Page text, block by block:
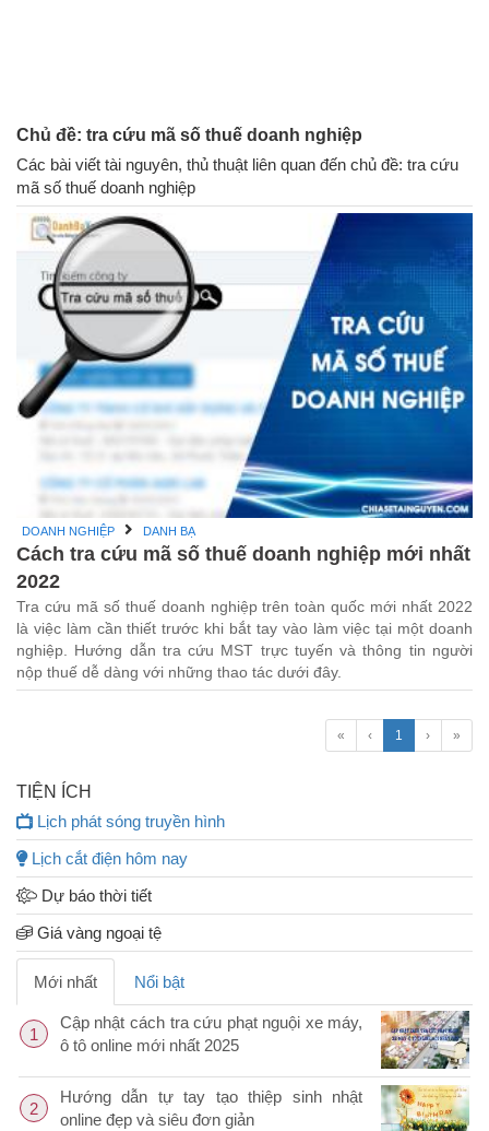
Chủ đề: tra cứu mã số thuế doanh nghiệp
Các bài viết tài nguyên, thủ thuật liên quan đến chủ đề: tra cứu
mã số thuế doanh nghiệp
DOANH NGHIỆP DANH BẠ
Cách tra cứu mã số thuế doanh nghiệp mới nhất
2022
Tra cứu mã số thuế doanh nghiệp trên toàn quốc mới nhất 2022
là việc làm cần thiết trước khi bắt tay vào làm việc tại một doanh
nghiệp. Hướng dẫn tra cứu MST trực tuyến và thông tin người
nộp thuế dễ dàng với những thao tác dưới đây.
« ‹ 1 › »
TIỆN ÍCH
Lịch phát sóng truyền hình
Lịch cắt điện hôm nay
Dự báo thời tiết
Giá vàng ngoại tệ
Mới nhất Nổi bật
1
Cập nhật cách tra cứu phạt nguội xe máy,
ô tô online mới nhất 2025
2
Hướng dẫn tự tay tạo thiệp sinh nhật
online đẹp và siêu đơn giản